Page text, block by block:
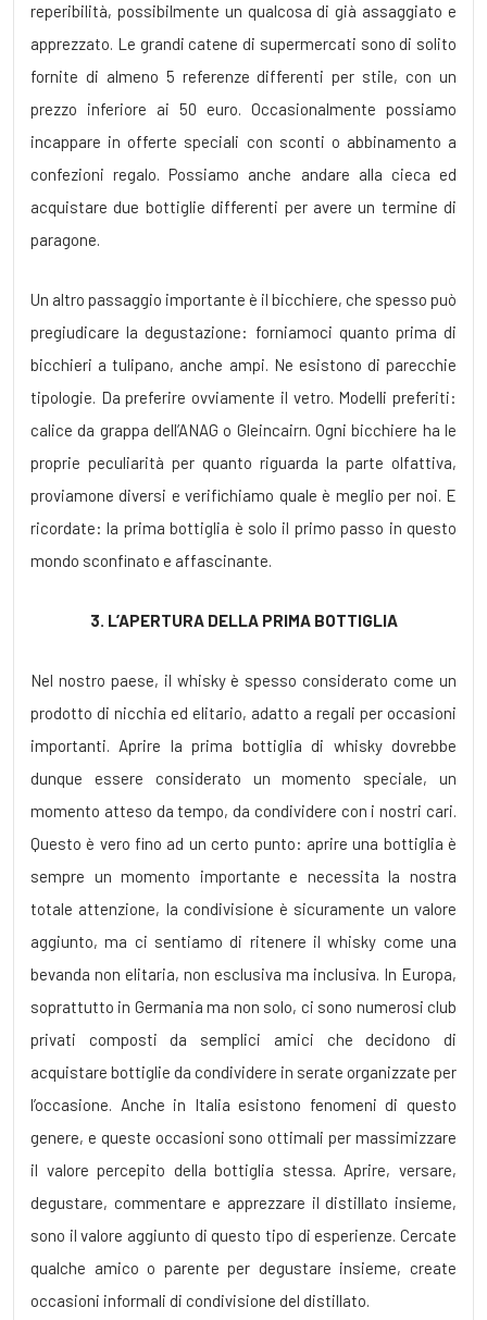
reperibilità, possibilmente un qualcosa di già assaggiato e
apprezzato. Le grandi catene di supermercati sono di solito
fornite di almeno 5 referenze differenti per stile, con un
prezzo inferiore ai 50 euro. Occasionalmente possiamo
incappare in offerte speciali con sconti o abbinamento a
confezioni regalo. Possiamo anche andare alla cieca ed
acquistare due bottiglie differenti per avere un termine di
paragone.
Un altro passaggio importante è il bicchiere, che spesso può
pregiudicare la degustazione: forniamoci quanto prima di
bicchieri a tulipano, anche ampi. Ne esistono di parecchie
tipologie. Da preferire ovviamente il vetro. Modelli preferiti:
calice da grappa dell’ANAG o Gleincairn. Ogni bicchiere ha le
proprie peculiarità per quanto riguarda la parte olfattiva,
proviamone diversi e verifichiamo quale è meglio per noi. E
ricordate: la prima bottiglia è solo il primo passo in questo
mondo sconfinato e affascinante.
3. L’APERTURA DELLA PRIMA BOTTIGLIA
Nel nostro paese, il whisky è spesso considerato come un
prodotto di nicchia ed elitario, adatto a regali per occasioni
importanti. Aprire la prima bottiglia di whisky dovrebbe
dunque essere considerato un momento speciale, un
momento atteso da tempo, da condividere con i nostri cari.
Questo è vero fino ad un certo punto: aprire una bottiglia è
sempre un momento importante e necessita la nostra
totale attenzione, la condivisione è sicuramente un valore
aggiunto, ma ci sentiamo di ritenere il whisky come una
bevanda non elitaria, non esclusiva ma inclusiva. In Europa,
soprattutto in Germania ma non solo, ci sono numerosi club
privati composti da semplici amici che decidono di
acquistare bottiglie da condividere in serate organizzate per
l’occasione. Anche in Italia esistono fenomeni di questo
genere, e queste occasioni sono ottimali per massimizzare
il valore percepito della bottiglia stessa. Aprire, versare,
degustare, commentare e apprezzare il distillato insieme,
sono il valore aggiunto di questo tipo di esperienze. Cercate
qualche amico o parente per degustare insieme, create
occasioni informali di condivisione del distillato.